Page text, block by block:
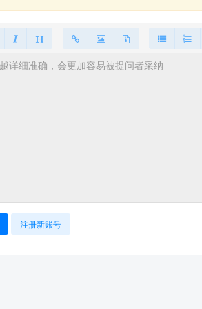
注册新账号